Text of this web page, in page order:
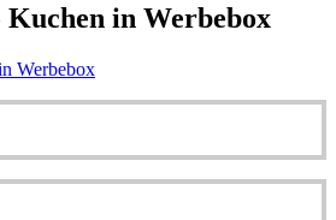
in Werbebox
Werbebox